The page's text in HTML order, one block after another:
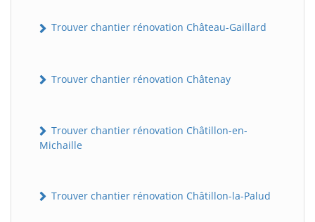
Trouver chantier rénovation Château-Gaillard
Trouver chantier rénovation Châtenay
Trouver chantier rénovation Châtillon-en-
Michaille
Trouver chantier rénovation Châtillon-la-Palud